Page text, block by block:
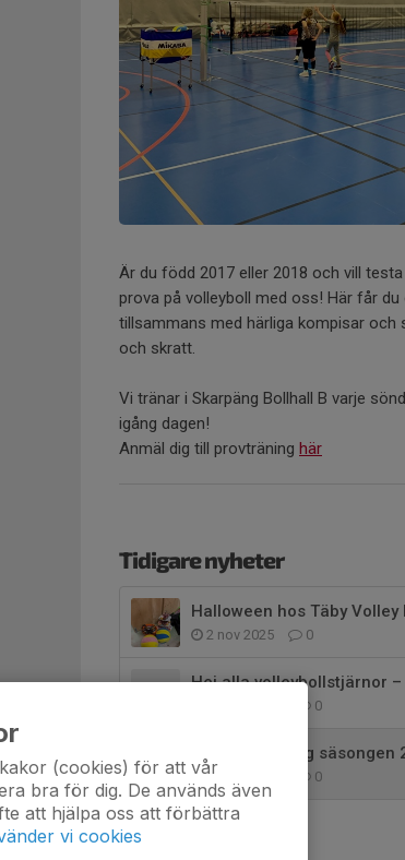
Är du född 2017 eller 2018 och vill
prova på volleyboll med oss! Här får
tillsammans med härliga kompisar
och skratt.
Vi tränar i Skarpäng Bollhall B varje
igång dagen!
Anmäl dig till provträning här
Tidigare nyheter
Halloween hos Täby Volley
2 nov 2025 0
Hej alla volleybollstjärnor –
0
Nu drar vi igång
15 aug 2025 0
(cookies) för att vår
bra för dig. De används även
att hjälpa oss att förbättra
vi cookies